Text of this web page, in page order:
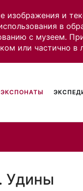
изображения и
в
с музеем.
или частично
ЭКСПОНАТЫ
Удины